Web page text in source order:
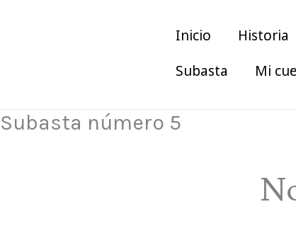
Inicio Historia
Subasta
Mi
Subasta número 5